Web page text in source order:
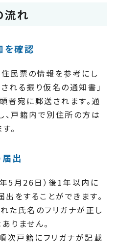
流れ
を確認
民票の情報を参考にし
れる振り仮名の通知書」
者宛に郵送されます。通
戸籍内で別住所の方は
。
届出
5月26日）後1年以内に
出をすることができます。
た氏名のフリガナが正し
りません。
次戸籍にフリガナが記載